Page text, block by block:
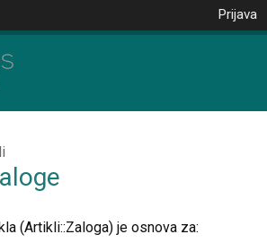
Prijava
(Artikli::Zaloga) je osnova za: